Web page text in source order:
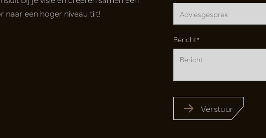
naar een hoger niveau tilt!
Bericht*
Verstuur